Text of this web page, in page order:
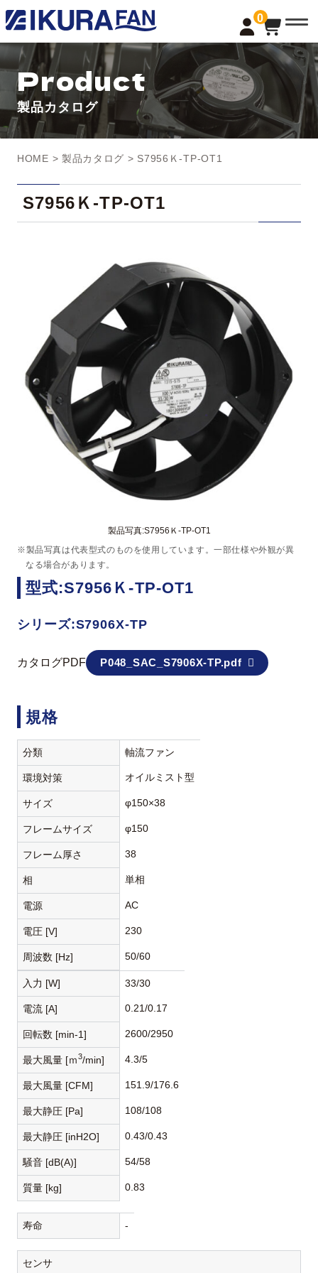
0
t
o
g
l
e
a
v
i
g
a
n
Product
製品カタログ
HOME > 製品カタログ > S7956Ｋ-TP-OT1
S7956Ｋ-TP-OT1
製品写真:S7956Ｋ-TP-OT1
※製品写真は代表型式のものを使用しています。一部仕様や外観が異
なる場合があります。
型式:S7956Ｋ-TP-OT1
シリーズ:S7906X-TP
カタログPDF P048_SAC_S7906X-TP.pdf
規格
分類 軸流ファン
環境対策 オイルミスト型
サイズ φ150×38
フレームサイズ φ150
フレーム厚さ 38
相 単相
電源 AC
電圧 [V] 230
周波数 [Hz] 50/60
入力 [W] 33/30
電流 [A] 0.21/0.17
回転数 [min-1] 2600/2950
最大風量 [ｍ3/min] 4.3/5
最大風量 [CFM] 151.9/176.6
最大静圧 [Pa] 108/108
最大静圧 [inH2O] 0.43/0.43
騒音 [dB(A)] 54/58
質量 [kg] 0.83
寿命 -
センサ